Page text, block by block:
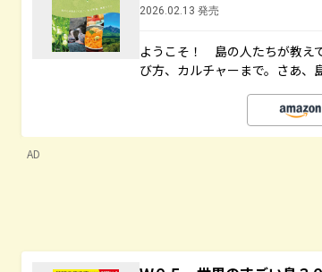
2026.02.13 発売
ようこそ！ 島の人たちが教え
び方、カルチャーまで。さあ、
AD